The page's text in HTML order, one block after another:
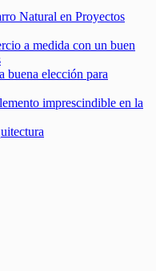
Natural en Proyectos
a medida con un buen
buena elección para
imprescindible en la